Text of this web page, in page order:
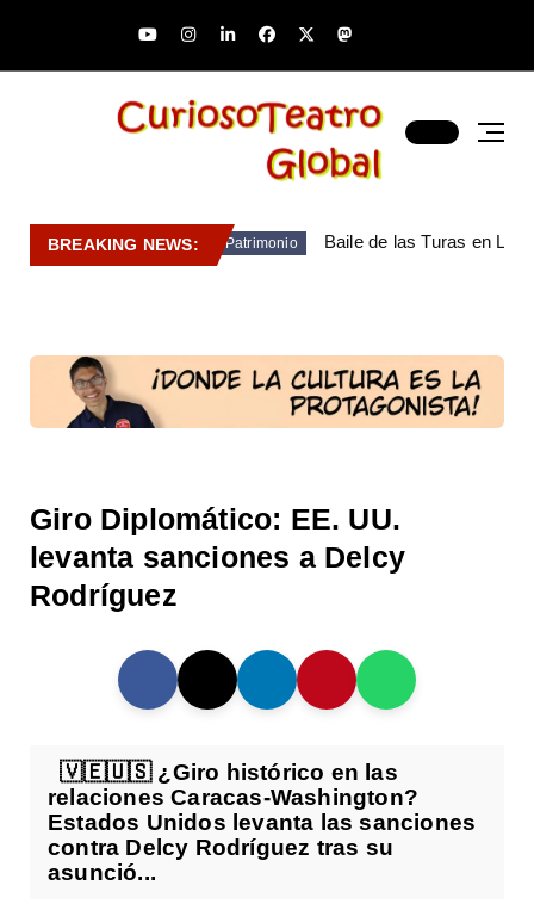
BREAKING NEWS: Patrimonio Baile de las Turas en
Giro Diplomático: EE. UU.
levanta sanciones a Delcy
Rodríguez
🇻🇪🇺🇸 ¿Giro histórico en las
relaciones Caracas-Washington?
Estados Unidos levanta las sanciones
contra Delcy Rodríguez tras su
asunció...